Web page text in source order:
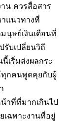
น ควรสื่อสาร
แนวทางที่
นุษย์เงินเดือนที่
บเปลี่ยนวิถี
เริ่มส่งผลกระ
ทุกคนพูดคุยกับผู้
าที่ที่มากเกินไป
เฉพาะงานที่อยู่